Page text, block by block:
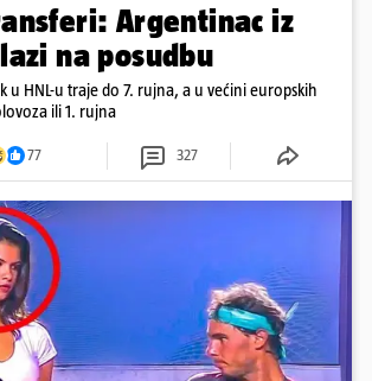
Argentinac iz
na posudbu
u HNL-u traje do 7. rujna, a u većini europskih
ili 1. rujna
77 327